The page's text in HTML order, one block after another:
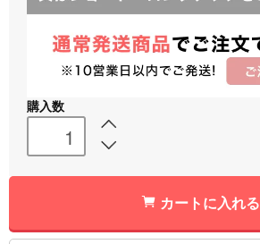
購入数
カートに入れる